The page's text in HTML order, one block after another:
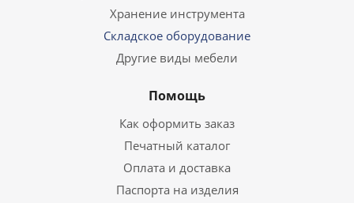
Хранение инструмента
Складское оборудование
Другие виды мебели
Помощь
Как оформить заказ
Печатный каталог
Оплата и доставка
Паспорта на изделия